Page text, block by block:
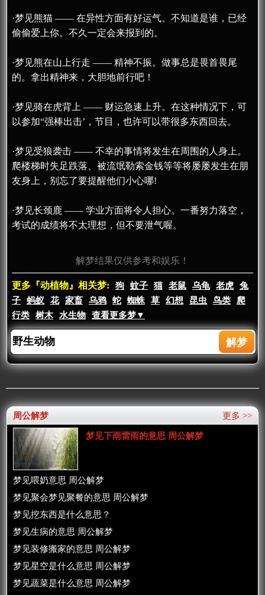
·梦见熊猫 —— 在异性方面有好运气。不知道是谁，已经
偷偷爱上你。不久一定会来报到的。
·梦见熊在山上行走 —— 精神不振。做事总是畏首畏尾
的。拿出精神来，大胆地前行吧！
·梦见骑在虎背上 —— 财运急速上升。在这种情况下，可
以参加“强棒出击’，节目，也许可以带很多东西回去。
·梦见受狼袭击 —— 不幸的事情将发生在周围的人身上。
爬楼梯时失足跌落、被流氓勒索金钱等等将屡屡发生在朋
友身上，别忘了要提醒他们小心哪!
·梦见长颈鹿 —— 学业方面将令人担心。一番努力落空，
考试的成绩将不太理想，但不要泄气喔。
解梦结果仅供参考和娱乐！
更多『动植物』相关梦: 狗 蚊子 猫 老鼠 乌龟 老虎
兔
子
蚂蚁 花 家畜 乌鸦 蛇 蜘蛛 草 幻想 昆虫 鸟类
爬
行类
树木 水生物 查看更多梦▼
更多 >>
周公解梦
梦见下雨雷雨的意思 周公解梦
梦见喂奶意思 周公解梦
梦见聚会梦见聚餐的意思 周公解梦
梦见挖东西是什么意思？
梦见生病的意思 周公解梦
梦见装修搬家的意思 周公解梦
梦见星空是什么意思 周公解梦
梦见蔬菜是什么意思 周公解梦